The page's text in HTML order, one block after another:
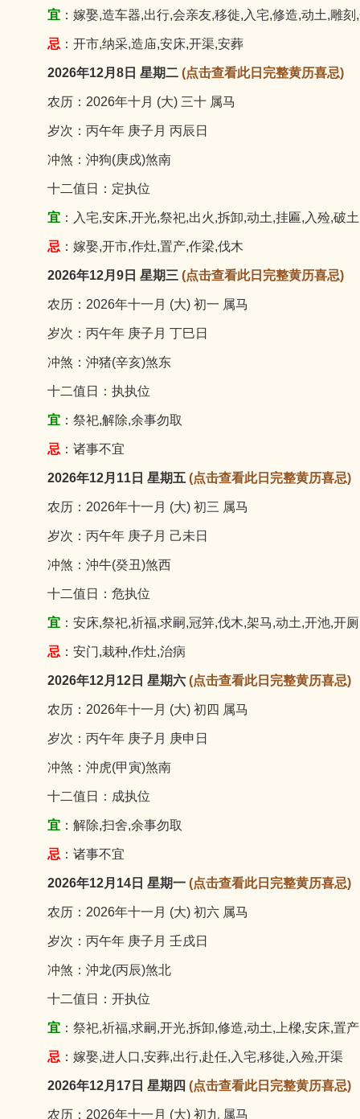
宜：嫁娶,造车器,出行,会亲友,移徙,入宅,修造,动土,雕
忌 ：开市,纳采,造庙,安床,开渠,安葬
2026年12月8日 星期二 (点击查看此日完整黄历喜忌)
农历：2026年十月 (大) 三十 属马
岁次：丙午年 庚子月 丙辰日
冲煞：沖狗(庚戍)煞南
十二值日：定执位
宜：入宅,安床,开光,祭祀,出火,拆卸,动土,挂匾,入殓,破
忌 ：嫁娶,开市,作灶,置产,作梁,伐木
2026年12月9日 星期三 (点击查看此日完整黄历喜忌)
农历：2026年十一月 (大) 初一 属马
岁次：丙午年 庚子月 丁巳日
冲煞：沖猪(辛亥)煞东
十二值日：执执位
宜：祭祀,解除,余事勿取
忌 ：诸事不宜
2026年12月11日 星期五 (点击查看此日完整黄历喜忌)
农历：2026年十一月 (大) 初三 属马
岁次：丙午年 庚子月 己未日
冲煞：沖牛(癸丑)煞西
十二值日：危执位
宜：安床,祭祀,祈福,求嗣,冠笄,伐木,架马,动土,开池,开
忌 ：安门,栽种,作灶,治病
2026年12月12日 星期六 (点击查看此日完整黄历喜忌)
农历：2026年十一月 (大) 初四 属马
岁次：丙午年 庚子月 庚申日
冲煞：沖虎(甲寅)煞南
十二值日：成执位
宜：解除,扫舍,余事勿取
忌 ：诸事不宜
2026年12月14日 星期一 (点击查看此日完整黄历喜忌)
农历：2026年十一月 (大) 初六 属马
岁次：丙午年 庚子月 壬戌日
冲煞：沖龙(丙辰)煞北
十二值日：开执位
宜：祭祀,祈福,求嗣,开光,拆卸,修造,动土,上樑,安床,置
忌 ：嫁娶,进人口,安葬,出行,赴任,入宅,移徙,入殓,开渠
2026年12月17日 星期四 (点击查看此日完整黄历喜忌)
农历：2026年十一月 (大) 初九 属马